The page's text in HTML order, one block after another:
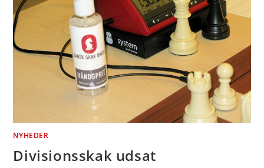
NYHEDER
Divisionsskak udsat